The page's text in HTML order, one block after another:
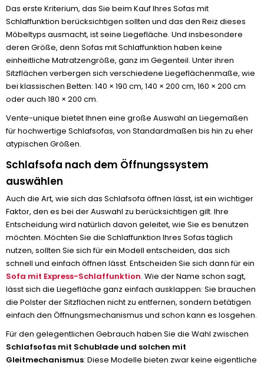
Das erste Kriterium, das Sie beim Kauf Ihres Sofas mit
Schlaffunktion berücksichtigen sollten und das den Reiz dieses
Möbeltyps ausmacht, ist seine Liegefläche. Und insbesondere
deren Größe, denn Sofas mit Schlaffunktion haben keine
einheitliche Matratzengröße, ganz im Gegenteil. Unter ihren
Sitzflächen verbergen sich verschiedene Liegeflächenmaße, wie
bei klassischen Betten: 140 × 190 cm, 140 × 200 cm, 160 × 200 cm
oder auch 180 × 200 cm.
Vente-unique bietet Ihnen eine große Auswahl an Liegemaßen
für hochwertige Schlafsofas, von Standardmaßen bis hin zu eher
atypischen Größen.
Schlafsofa nach dem Öffnungssystem
auswählen
Auch die Art, wie sich das Schlafsofa öffnen lässt, ist ein wichtiger
Faktor, den es bei der Auswahl zu berücksichtigen gilt. Ihre
Entscheidung wird natürlich davon geleitet, wie Sie es benutzen
möchten. Möchten Sie die Schlaffunktion Ihres Sofas täglich
nutzen, sollten Sie sich für ein Modell entscheiden, das sich
schnell und einfach öffnen lässt. Entscheiden Sie sich dann für ein
Sofa mit Express-Schlaffunktion. Wie der Name schon sagt,
lässt sich die Liegefläche ganz einfach ausklappen: Sie brauchen
die Polster der Sitzflächen nicht zu entfernen, sondern betätigen
einfach den Öffnungsmechanismus und schon kann es losgehen.
Für den gelegentlichen Gebrauch haben Sie die Wahl zwischen
Schlafsofas mit Schublade und solchen mit
Gleitmechanismus: Diese Modelle bieten zwar keine eigentliche